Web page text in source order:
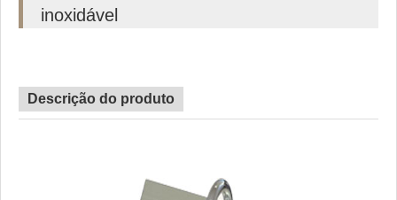
inoxidável
Descrição do produto